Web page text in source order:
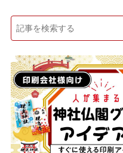
市場・統計 人事・移転・異
る化・MIS特集
2022 検査・